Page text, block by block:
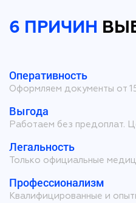
6 ПРИЧИН
Оперативность
Оформляем документы от
Выгода
Работаем без предоплат.
Легальность
Только официальные
Профессионализм
Квалифицированные и